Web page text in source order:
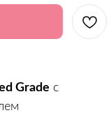
Grade с